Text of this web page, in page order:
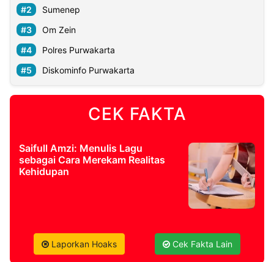
Sumenep
Om Zein
Polres Purwakarta
Diskominfo Purwakarta
CEK FAKTA
Saifull Amzi: Menulis Lagu
sebagai Cara Merekam Realitas
Kehidupan
Laporkan Hoaks Cek Fakta Lain